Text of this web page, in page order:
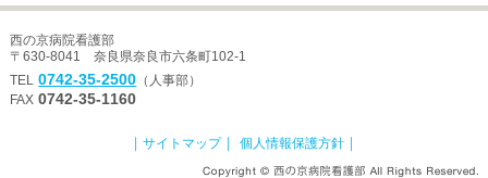
西の京病院看護部
〒630-8041 奈良県奈良市六条町102-1
TEL 0742-35-2500 （人事部）
FAX 0742-35-1160
｜サイトマップ｜ 個人情報保護方針 ｜